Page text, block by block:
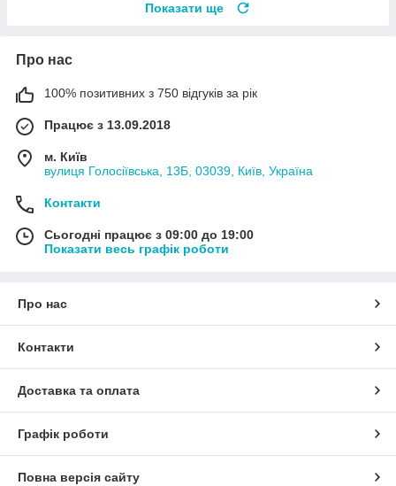
Показати ще
Про нас
100% позитивних з 750 відгуків за рік
Працює з 13.09.2018
м. Київ
вулиця Голосіївська, 13Б, 03039, Київ, Україна
Контакти
Сьогодні працює з 09:00 до 19:00
Показати весь графік роботи
Про нас
Контакти
Доставка та оплата
Графік роботи
Повна версія сайту